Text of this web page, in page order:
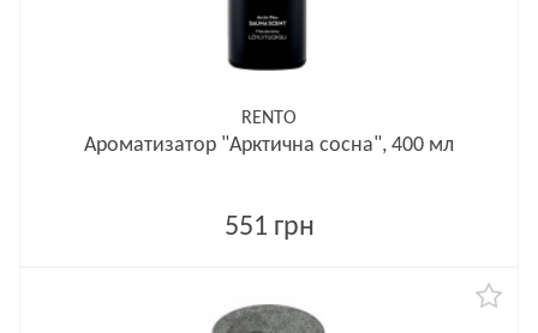
RENTO
Ароматизатор "Арктична сосна", 400 мл
551 грн